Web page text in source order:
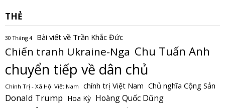
THẺ
30 Tháng 4 Bài viết về Trần Khắc Đức
Chiến tranh Ukraine-Nga Chu Tuấn Anh
chuyển tiếp về dân chủ
Chính Trị - Xã Hội Việt Nam chính trị Việt Nam Chủ nghĩa Cộng Sản
Donald Trump Hoa Kỳ Hoàng Quốc Dũng